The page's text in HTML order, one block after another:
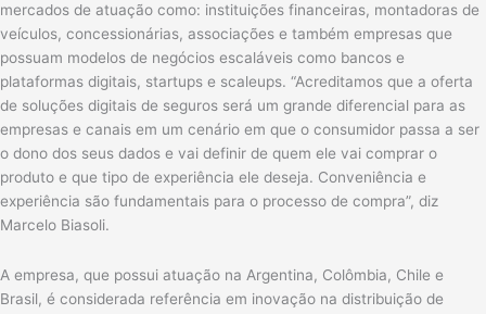
mercados de atuação como: instituições financeiras, montadoras de
veículos, concessionárias, associações e também empresas que
possuam modelos de negócios escaláveis como bancos e
plataformas digitais, startups e scaleups. “Acreditamos que a oferta
de soluções digitais de seguros será um grande diferencial para as
empresas e canais em um cenário em que o consumidor passa a ser
o dono dos seus dados e vai definir de quem ele vai comprar o
produto e que tipo de experiência ele deseja. Conveniência e
experiência são fundamentais para o processo de compra”, diz
Marcelo Biasoli.
A empresa, que possui atuação na Argentina, Colômbia, Chile e
Brasil, é considerada referência em inovação na distribuição de